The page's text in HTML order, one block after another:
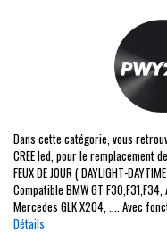
Dans cette catégorie, vous
CREE led, pour le remplacement
FEUX DE JOUR ( DAYLIGHT-
Compatible BMW GT F30,F31,F34,
Mercedes GLK X204, .... Avec
Détails